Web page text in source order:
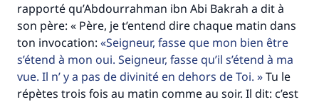
rapporté qu’Abdourrahman ibn Abi Bakrah a dit à
son père: « Père, je t’entend dire chaque matin dans
ton invocation: Seigneur, fasse que mon bien être
s’étend à mon oui. Seigneur, fasse qu’il s’étend à ma
vue. Il n’ y a pas de divinité en dehors de Toi.
Tu le
répètes trois fois au matin comme au soir. Il dit: c’est